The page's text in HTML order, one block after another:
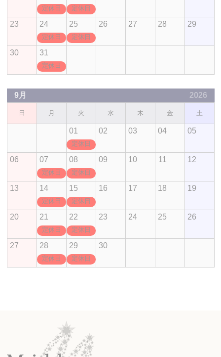
定休日 定休日
23 24
定休日
25
定休日
26 27 28 29
30 31
定休日
9月 2026
日 月 火 水 木 金 土
01
定休日
02 03 04 05
06 07
定休日
08
定休日
09 10 11 12
13 14
定休日
15
定休日
16 17 18 19
20 21
定休日
22
定休日
23 24 25 26
27 28
定休日
29
定休日
30